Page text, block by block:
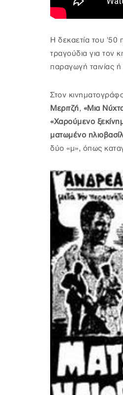
Η δεκαετία του '50
τραγούδια για τον
παραγωγή ταινίας
Στον
Μεριτζή, «Μια
«Χαρούμενο
ματωμένο
δύο «μ», όπως